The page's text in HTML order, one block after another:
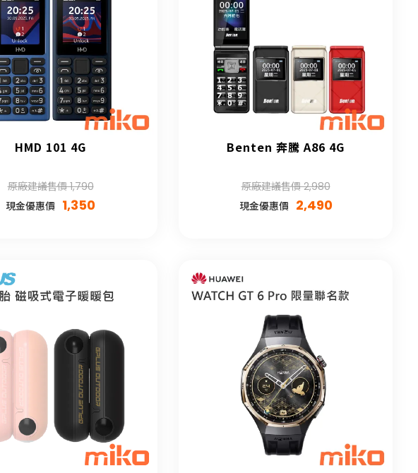
HMD 101 4G
原廠建議售價 1,790
現金優惠價 1,350
Benten 奔騰 A86 4G
原廠建議售價 2,980
現金優惠價 2,490